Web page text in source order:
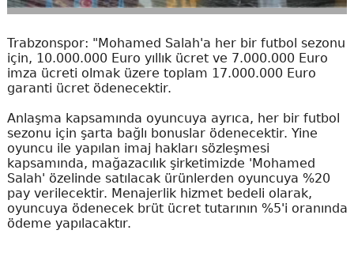
Trabzonspor: "Mohamed Salah'a her bir futbol sezonu
için, 10.000.000 Euro yıllık ücret ve 7.000.000 Euro
imza ücreti olmak üzere toplam 17.000.000 Euro
garanti ücret ödenecektir.
Anlaşma kapsamında oyuncuya ayrıca, her bir futbol
sezonu için şarta bağlı bonuslar ödenecektir. Yine
oyuncu ile yapılan imaj hakları sözleşmesi
kapsamında, mağazacılık şirketimizde 'Mohamed
Salah' özelinde satılacak ürünlerden oyuncuya %20
pay verilecektir. Menajerlik hizmet bedeli olarak,
oyuncuya ödenecek brüt ücret tutarının %5'i oranında
ödeme yapılacaktır.